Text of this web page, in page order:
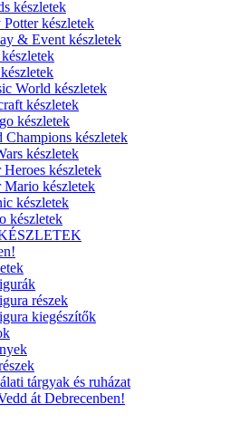
készletek
készletek
& Event készletek
World készletek
készletek
készletek
Champions készletek
készletek
készletek
készletek
készletek
készletek
KÉSZLETEK
részek
kiegészítők
tárgyak és ruházat
át Debrecenben!